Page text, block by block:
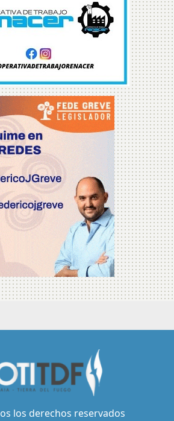
los derechos reservados